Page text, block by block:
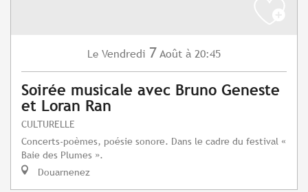
Le Vendredi 7 Août à 20:45
Soirée musicale avec Bruno Geneste
et Loran Ran
CULTURELLE
Concerts-poèmes, poésie sonore. Dans le cadre du festival «
Baie des Plumes ».
Douarnenez